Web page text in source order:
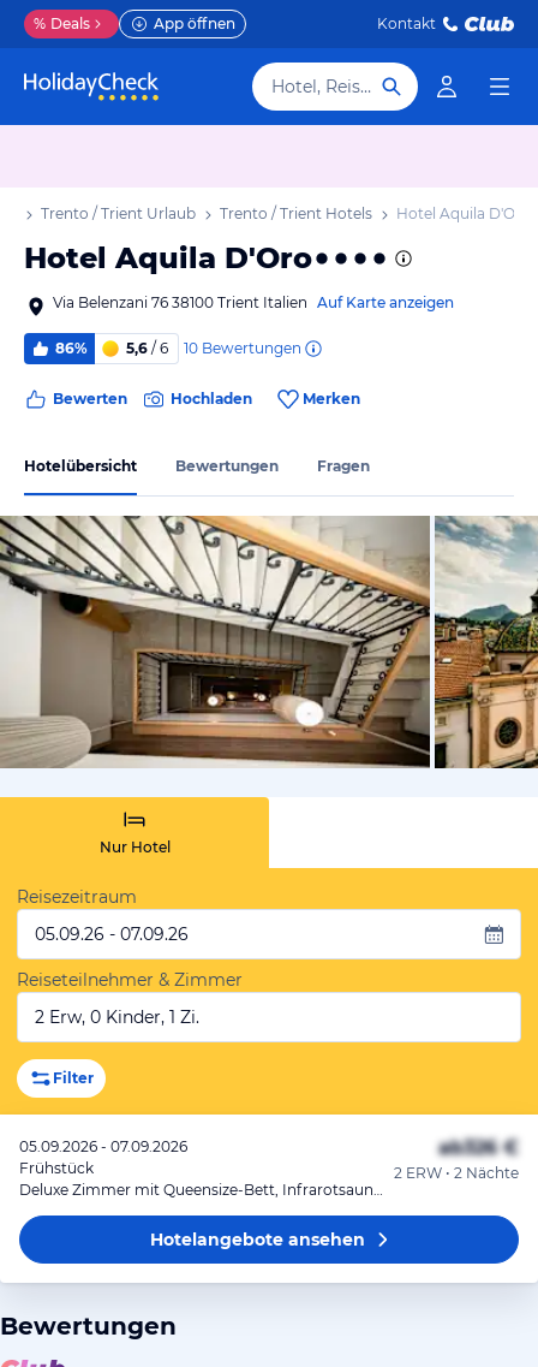
% Deals App öffnen Kontakt
Hotel, Reiseziel
Trento / Trient Urlaub Trento / Trient Hotels Hotel Aquila D'Oro
Hotel Aquila D'Oro
Via Belenzani 76 38100 Trient Italien Auf Karte anzeigen
86% 5,6 / 6 10 Bewertungen
Bewerten Hochladen Merken
Hotelübersicht Bewertungen Fragen
von
Nur Hotel
Reisezeitraum
05.09.26 - 07.09.26
Reiseteilnehmer & Zimmer
2 Erw, 0 Kinder, 1 Zi.
Filter
05.09.2026 - 07.09.2026
Frühstück
Deluxe Zimmer mit Queensize-Bett, Infrarotsauna und Dusche mit Wasserdüsen
ab326 €
2 ERW • 2 Nächte
Hotelangeboteansehen
Bewertungen